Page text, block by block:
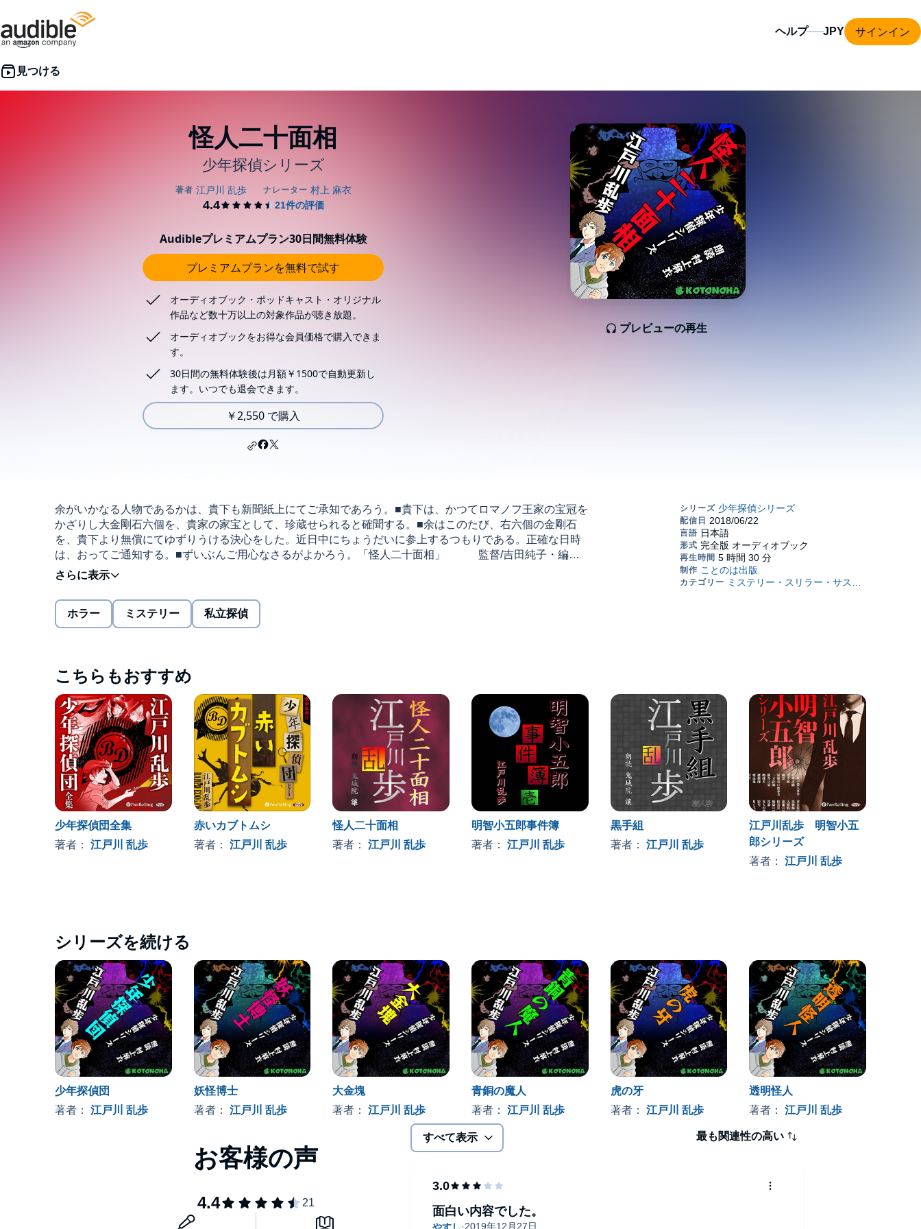
ヘルプ サインイン
怪人二十面相
少年探偵シリーズ
プレビューの再生
Audibleプレミアムプラン30日間無料体験
プレミアムプランを無料で試す
オーディオブック・ポッドキャスト・オリジナル
作品など数十万以上の対象作品が聴き放題。
オーディオブックをお得な会員価格で購入できま
す。
30日間の無料体験後は月額￥1500で自動更新し
ます。いつでも退会できます。
￥2,550 で購入
余がいかなる人物であるかは、貴下も新聞紙上にてご承知であろう。■貴下は、かつてロマノフ王家の宝冠を
かざりし大金剛石六個を、貴家の家宝として、珍蔵せられると確聞する。■余はこのたび、右六個の金剛石
を、貴下より無償にてゆずりうける決心をした。近日中にちょうだいに参上するつもりである。正確な日時
は、おってご通知する。■ずいぶんご用心なさるがよかろう。「怪人二十面相」 監督/吉田純子・編集/
三好達也_武井寿夫(C) ことのは出版株式会社
ホラー ミステリー 私立探偵
こちらもおすすめ
少年探偵団全集
著者： 江戸川 乱歩
赤いカブトムシ
著者： 江戸川 乱歩
怪人二十面相
著者：江戸川 乱歩
明智小五郎事件簿
著者： 江戸川 乱歩
黒手組
著者： 江戸川 乱歩
江戸川乱歩 明智小五
郎シリーズ
著者：江戸川 乱歩
シリーズを続ける
少年探偵団
著者： 江戸川 乱歩
妖怪博士
著者： 江戸川 乱歩
大金塊
著者：江戸川 乱歩
青銅の魔人
著者： 江戸川 乱歩
虎の牙
著者： 江戸川 乱歩
透明怪人
著者：江戸川 乱歩
すべて表示 最も関連性の高い
面白い内容でした。